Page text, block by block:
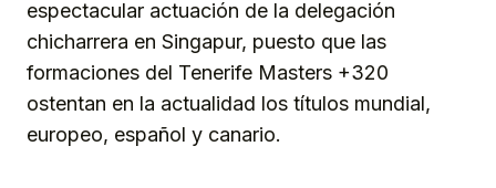
espectacular actuación de la delegación
chicharrera en Singapur, puesto que las
formaciones del Tenerife Masters +320
ostentan en la actualidad los títulos mundial,
europeo, español y canario.